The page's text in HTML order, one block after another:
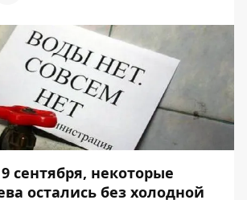
сентября, некоторые
остались без холодной